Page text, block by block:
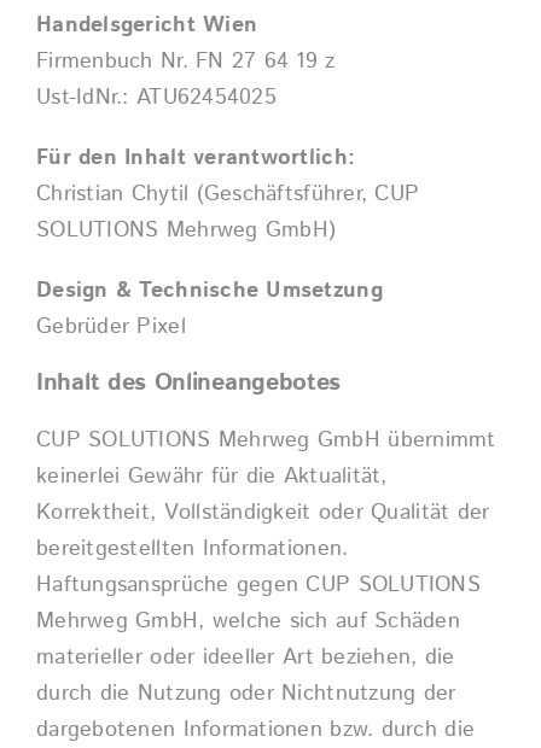
Handelsgericht Wien
Firmenbuch Nr. FN 27 64 19 z
Ust-IdNr.: ATU62454025
Für den Inhalt verantwortlich:
Christian Chytil (Geschäftsführer, CUP
SOLUTIONS Mehrweg GmbH)
Design & Technische Umsetzung
Gebrüder Pixel
Inhalt des Onlineangebotes
CUP SOLUTIONS Mehrweg GmbH übernimmt
keinerlei Gewähr für die Aktualität,
Korrektheit, Vollständigkeit oder Qualität der
bereitgestellten Informationen.
Haftungsansprüche gegen CUP SOLUTIONS
Mehrweg GmbH, welche sich auf Schäden
materieller oder ideeller Art beziehen, die
durch die Nutzung oder Nichtnutzung der
dargebotenen Informationen bzw. durch die